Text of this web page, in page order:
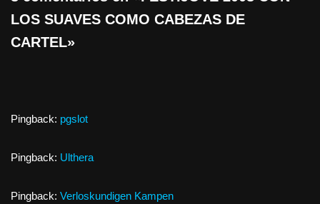
LOS SUAVES COMO CABEZAS DE
CARTEL»
Pingback: pgslot
Pingback: Ulthera
Pingback: Verloskundigen Kampen